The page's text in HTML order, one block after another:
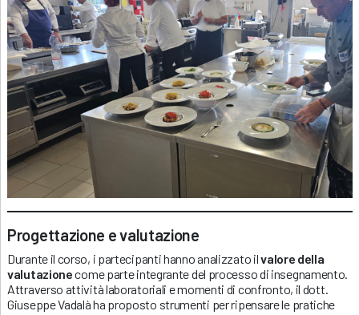
Progettazione e valutazione
Durante il corso, i partecipanti hanno analizzato ilvalore della
valutazionecome parte integrante del processo di insegnamento.
Attraverso attività laboratoriali e momenti di confronto, il dott.
Giuseppe Vadalà ha proposto strumenti per ripensare le pratiche